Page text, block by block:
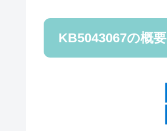
KB5043067の概要